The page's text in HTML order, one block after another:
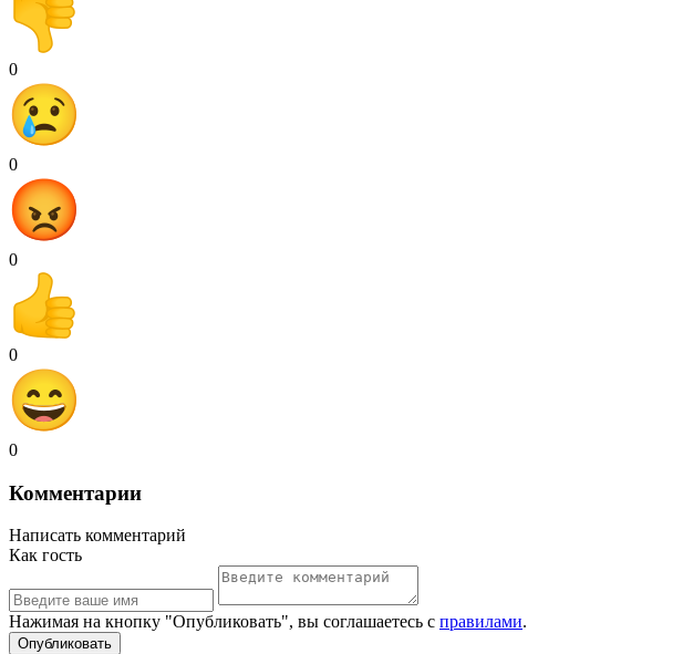
0
0
0
0
0
Комментарии
Написать комментарий
Как гость
Нажимая на кнопку "Опубликовать", вы соглашаетесь с правилами.